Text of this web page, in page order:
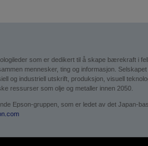
som er dedikert til å skape bærekraft i
mennesker, ting og informasjon.
og industriell utskrift, produksjon, visuell
ressurser som olje og metaller innen 2050.
Epson-gruppen, som er ledet av det Japan-